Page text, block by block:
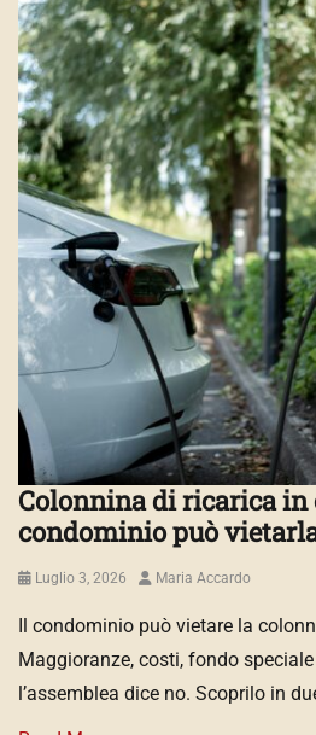
Colonnina di ricarica
condominio può
PostedLuglio 3, 2026 AuthorMaria Accardo
Il condominio può vietare la
Maggioranze, costi, fondo
l’assemblea dice no. Scoprilo in